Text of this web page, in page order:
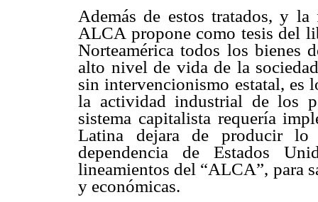
Además de estos tratados, y
ALCA propone como tesis del
Norteamérica todos los bienes
alto nivel de vida de la
sin intervencionismo estatal, es
la actividad industrial de los
sistema capitalista requería
Latina dejara de producir lo
dependencia de Estados
lineamientos del “ALCA”, para
y económicas.